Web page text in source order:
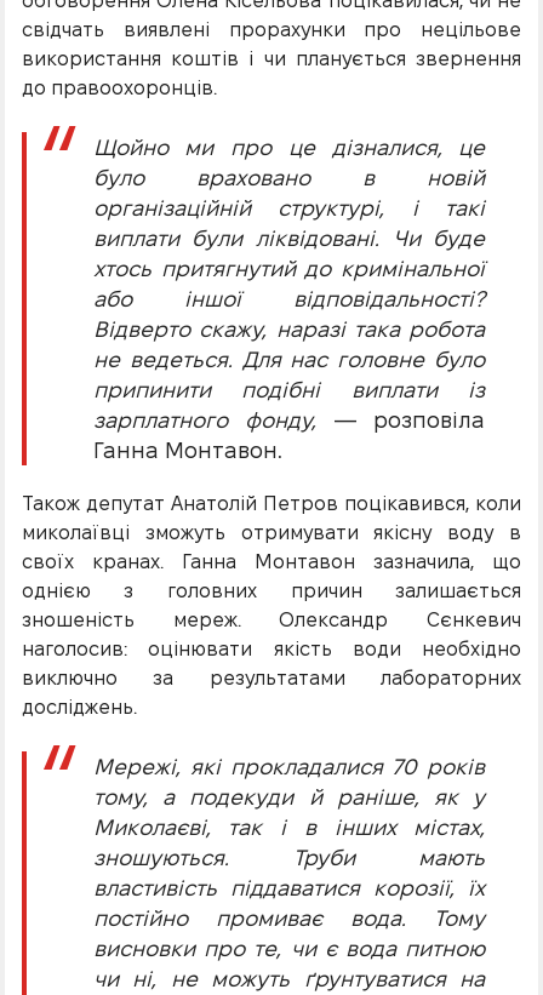
свідчать виявлені прорахунки про нецільове
використання коштів і чи планується звернення
до правоохоронців.
Щойно ми про це дізналися, це
було враховано в новій
організаційній структурі, і такі
виплати були ліквідовані. Чи буде
хтось притягнутий до кримінальної
або іншої відповідальності?
Відверто скажу, наразі така робота
не ведеться. Для нас головне було
припинити подібні виплати із
зарплатного фонду, — розповіла
Ганна Монтавон.
Також депутат Анатолій Петров поцікавився, коли
миколаївці зможуть отримувати якісну воду в
своїх кранах. Ганна Монтавон зазначила, що
однією з головних причин залишається
зношеність мереж. Олександр Сєнкевич
наголосив: оцінювати якість води необхідно
виключно за результатами лабораторних
досліджень.
Мережі, які прокладалися 70 років
тому, а подекуди й раніше, як у
Миколаєві, так і в інших містах,
зношуються. Труби мають
властивість піддаватися корозії, їх
постійно промиває вода. Тому
висновки про те, чи є вода питною
чи ні, не можуть ґрунтуватися на